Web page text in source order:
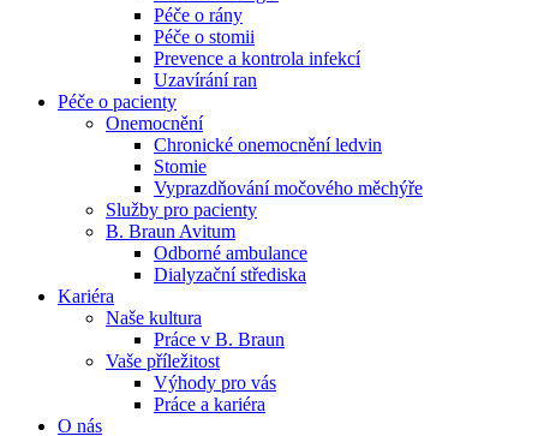
Péče o rány
Péče o stomii
Prevence a kontrola infekcí
Uzavírání ran
Péče o pacienty
Onemocnění
Chronické onemocnění ledvin
Stomie
Vyprazdňování močového měchýře
Služby pro pacienty
B. Braun Avitum
Odborné ambulance
Dialyzační střediska
Kariéra
Naše kultura
Práce v B. Braun
Vaše příležitost​
Výhody pro vás
Práce a kariéra
O nás